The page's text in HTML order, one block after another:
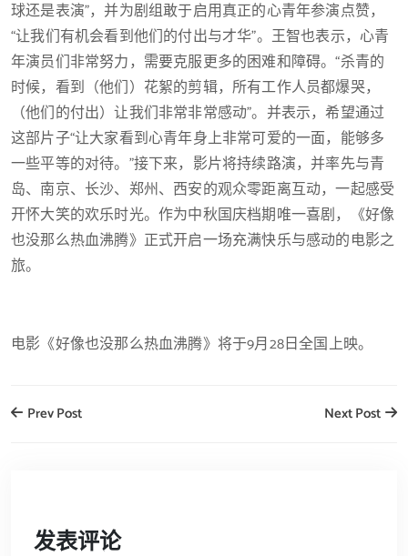
球还是表演”，并为剧组敢于启用真正的心青年参演点赞，
“让我们有机会看到他们的付出与才华”。王智也表示，心青
年演员们非常努力，需要克服更多的困难和障碍。“杀青的
时候，看到（他们）花絮的剪辑，所有工作人员都爆哭，
（他们的付出）让我们非常非常感动”。并表示，希望通过
这部片子“让大家看到心青年身上非常可爱的一面，能够多
一些平等的对待。”接下来，影片将持续路演，并率先与青
岛、南京、长沙、郑州、西安的观众零距离互动，一起感受
开怀大笑的欢乐时光。作为中秋国庆档期唯一喜剧，《好像
也没那么热血沸腾》正式开启一场充满快乐与感动的电影之
旅。
电影《好像也没那么热血沸腾》将于9月28日全国上映。
Prev Post Next Post
发表评论